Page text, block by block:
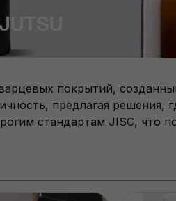
покрытий,
предлагая решения,
стандартам JISC, что